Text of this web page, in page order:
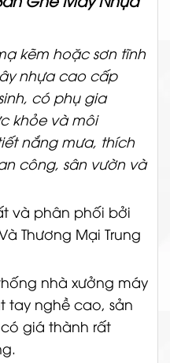
kẽm hoặc sơn tĩnh
nhựacao cấp
có phụ gia
khỏe vàmôi
nắng mưa, thích
công, sân vườnvà
và phân phối bởi
Thương Mại Trung
nhà xưởng máy
tay nghề cao, sản
giá thành rất